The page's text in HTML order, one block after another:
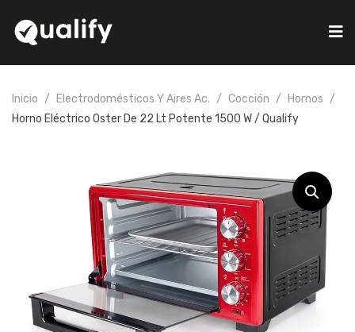
Inicio Electrodomésticos Y Aires Ac. Cocción
Hornos
Horno Eléctrico Oster De 22 Lt Potente 1500 W / Qualify